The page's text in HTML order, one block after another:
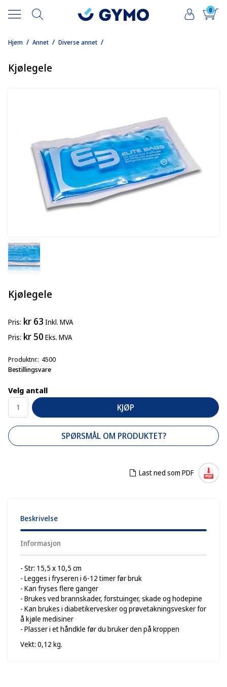
0
/
Hjem /
Annet /
Diverse annet
Kjølegele
Kjølegele
Pris kr 63 Inkl. MVA
Pris kr 50 Eks. MVA
Produktnr. 4500
Bestillingsvare
Velg antall
KJØP
SPØRSMÅL OM PRODUKTET?
Last ned som PDF
Beskrivelse
Informasjon
- Str: 15,5 x 10,5 cm
- Legges i fryseren i 6-12 timer før bruk
- Kan fryses flere ganger
- Brukes ved brannskader, forstuinger, skade og hodepine
- Kan brukes i diabetikervesker og prøvetakningsvesker for
å kjøle medisiner
- Plasser i et håndkle før du bruker den på kroppen
Vekt: 0,12 kg.